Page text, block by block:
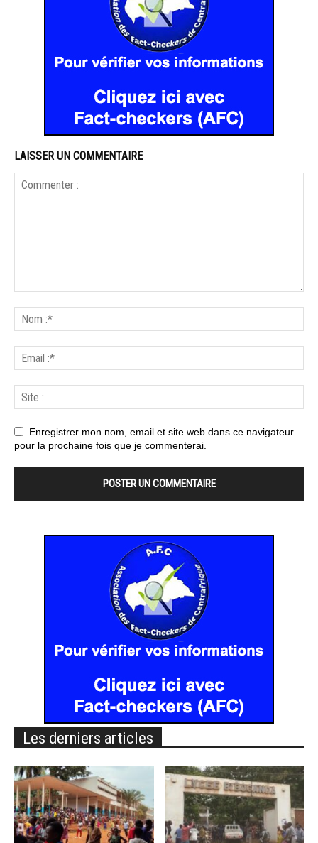
LAISSER UN COMMENTAIRE
Enregistrer mon nom, email et site web dans ce navigateur
pour la prochaine fois que je commenterai.
Les derniers articles